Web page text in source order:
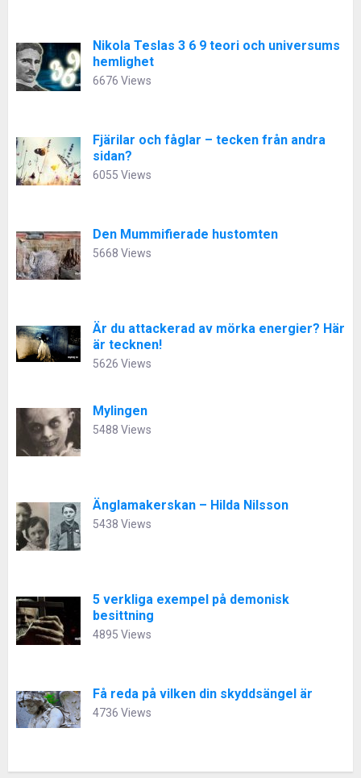
Nikola Teslas 3 6 9 teori och universums
hemlighet
6676 Views
Fjärilar och fåglar – tecken från andra
sidan?
6055 Views
Den Mummifierade hustomten
5668 Views
Är du attackerad av mörka energier? Här
är tecknen!
5626 Views
Mylingen
5488 Views
Änglamakerskan – Hilda Nilsson
5438 Views
5 verkliga exempel på demonisk
besittning
4895 Views
Få reda på vilken din skyddsängel är
4736 Views